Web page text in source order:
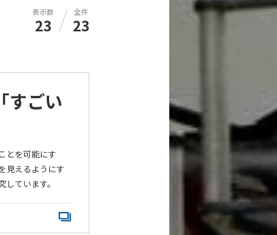
表示数
23 / 全件
23
すごい
とを可能にす
見えるようにす
ています。